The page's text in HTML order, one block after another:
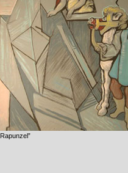
„Rapunzel”